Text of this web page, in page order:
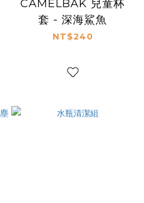
CAMELBAK 兒童杯
套 - 深海鯊魚
NT$240